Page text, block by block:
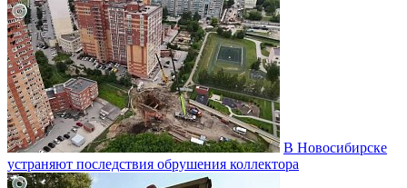
В Новосибирске
устраняют последствия обрушения коллектора